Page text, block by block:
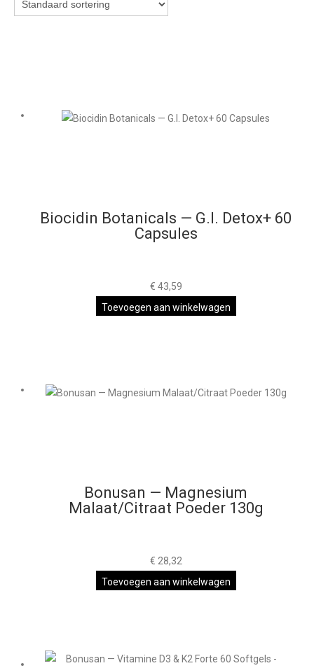
Biocidin Botanicals — G.I. Detox+ 60
Capsules
€ 43,59
Toevoegen aan winkelwagen
Bonusan — Magnesium
Malaat/Citraat Poeder 130g
€ 28,32
Toevoegen aan winkelwagen